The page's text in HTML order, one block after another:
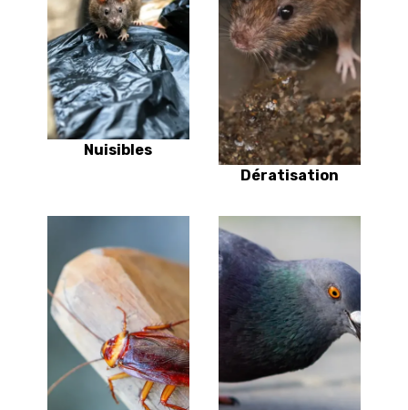
Nuisibles
Dératisation